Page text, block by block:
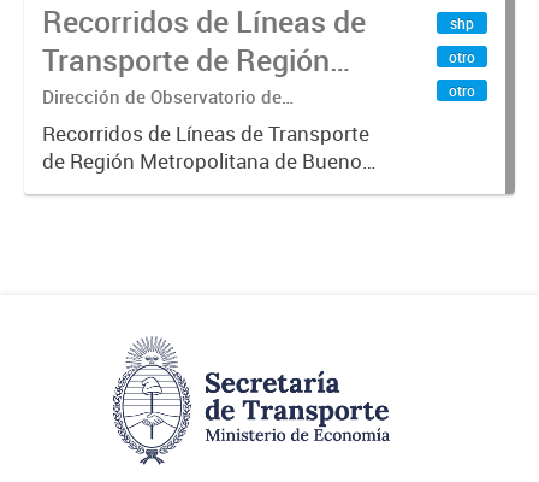
Recorridos de Líneas de
Transporte de Región
Metropolitana de
Buenos Aires (RMBA)
Dirección de Observatorio de
Transporte, Estudio y Sistemas
Recorridos de Líneas de Transporte
de Región Metropolitana de Buenos
Aires (RMBA).-
shp
otro
otro